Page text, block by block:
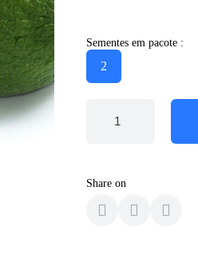
Sementes em pacote :
2
Share on